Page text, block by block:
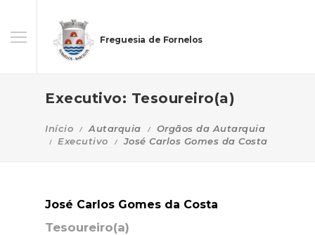
Freguesia de Fornelos
Executivo: Tesoureiro(a)
Início Autarquia
Orgãos da Autarquia
Executivo
José Carlos Gomes da Costa
José Carlos Gomes da Costa
Tesoureiro(a)